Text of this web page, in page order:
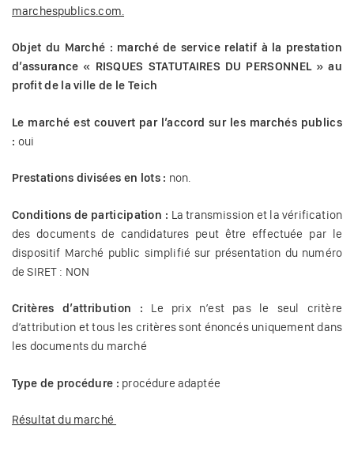
marchespublics.com.
Objet du Marché : marché de service relatif à la prestation
d’assurance « RISQUES STATUTAIRES DU PERSONNEL » au
profit de la ville de le Teich
Le marché est couvert par l’accord sur les marchés publics
: oui
Prestations divisées en lots : non.
Conditions de participation : La transmission et la vérification
des documents de candidatures peut être effectuée par le
dispositif Marché public simplifié sur présentation du numéro
de SIRET : NON
Critères d’attribution : Le prix n’est pas le seul critère
d’attribution et tous les critères sont énoncés uniquement dans
les documents du marché
Type de procédure : procédure adaptée
Résultat du marché